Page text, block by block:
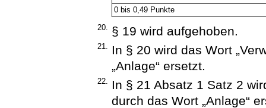
0 bis 0,49 Punkte
20.
§ 19 wird aufgehoben.
21.
In § 20 wird das Wort
„Anlage“ ersetzt.
22.
In § 21 Absatz 1 Satz 2
durch das Wort „Anlage“